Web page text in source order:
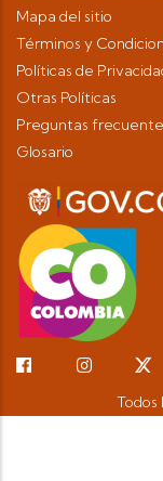
Mapa del sitio
Términos y
Políticas de
Otras Políticas
Preguntas
Glosario
Todos